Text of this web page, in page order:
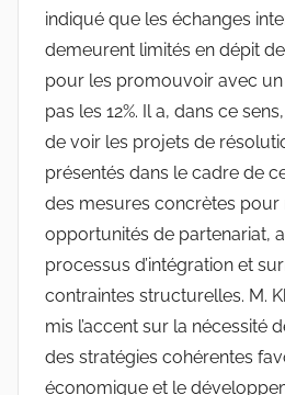
indiqué que les échanges
demeurent limités en dépit
pour les promouvoir avec
pas les 12%. Il a, dans ce
de voir les projets de
présentés dans le cadre de
des mesures concrètes pour
opportunités de partenariat,
processus d’intégration et
contraintes structurelles. M.
mis l’accent sur la nécessité
des stratégies cohérentes
économique et le